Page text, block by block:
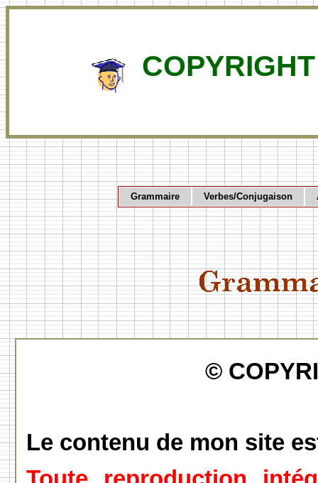
Grammaire Verbes/Conjugaison
©
Le contenu de mon site